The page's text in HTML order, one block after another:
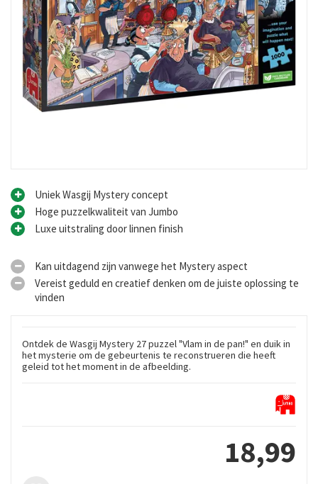
Uniek Wasgij Mystery concept
Hoge puzzelkwaliteit van Jumbo
Luxe uitstraling door linnen finish
Kan uitdagend zijn vanwege het Mystery aspect
Vereist geduld en creatief denken om de juiste oplossing te
vinden
Ontdek de Wasgij Mystery 27 puzzel "Vlam in de pan!" en duik in
het mysterie om de gebeurtenis te reconstrueren die heeft
geleid tot het moment in de afbeelding.
18,99